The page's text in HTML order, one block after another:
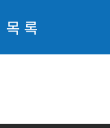
목 록